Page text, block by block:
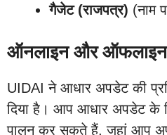
गैजेट (राजपत्र) (नाम
ऑनलाइन और ऑफलाइन
UIDAI ने आधार अपडेट की
दिया है। आप आधार अपडेट के
पालन कर सकते हैं, जहां आप